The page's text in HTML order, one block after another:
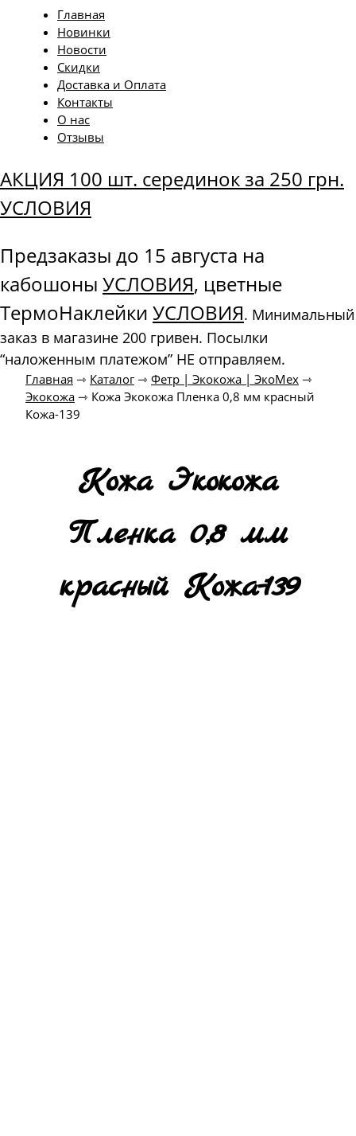
Главная
Новинки
Новости
Скидки
Доставка и Оплата
Контакты
О нас
Отзывы
АКЦИЯ 100 шт. серединок за 250 грн.
УСЛОВИЯ
Предзаказы до 15 августа на
кабошоны УСЛОВИЯ, цветные
ТермоНаклейки УСЛОВИЯ. Минимальный
заказ в магазине 200 гривен. Посылки
“наложенным платежом” НЕ отправляем.
Главная ⇾ Каталог⇾ Фетр | Экокожа | ЭкоМех ⇾
Экокожа ⇾ Кожа Экокожа Пленка 0,8 мм красный
Кожа-139
Кожа Экокожа
Пленка 0,8 мм
красный Кожа-139